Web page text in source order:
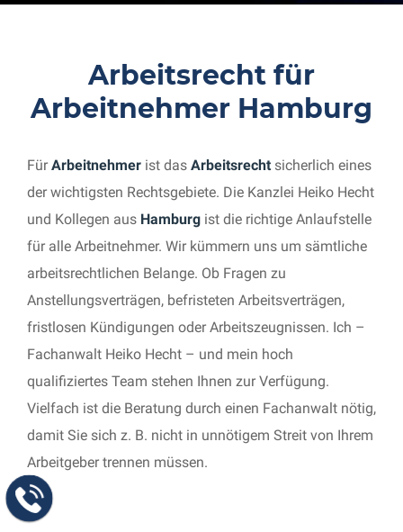
Arbeitsrecht für
Arbeitnehmer Hamburg
FürArbeitnehmer ist das Arbeitsrecht sicherlich eines
der wichtigsten Rechtsgebiete. Die Kanzlei Heiko Hecht
und Kollegen aus Hamburg ist die richtige Anlaufstelle
für alle Arbeitnehmer. Wir kümmern uns um sämtliche
arbeitsrechtlichen Belange. Ob Fragen zu
Anstellungsverträgen, befristeten Arbeitsverträgen,
fristlosen Kündigungen oder Arbeitszeugnissen. Ich –
Fachanwalt Heiko Hecht – und mein hoch
qualifiziertes Team stehen Ihnen zur Verfügung.
Vielfach ist die Beratung durch einen Fachanwalt nötig,
damit Sie sich z. B. nicht in unnötigem Streit von Ihrem
Arbeitgeber trennen müssen.